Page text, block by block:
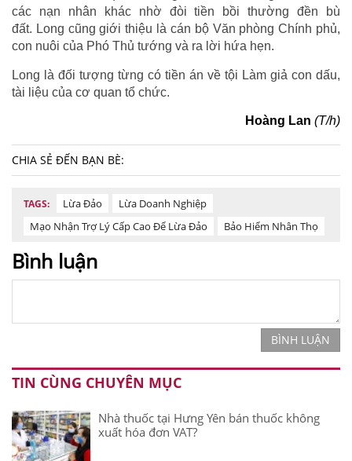
các nạn nhân khác nhờ đòi tiền bồi thường đền bù
đất. Long cũng giới thiệu là cán bộ Văn phòng Chính phủ,
con nuôi của Phó Thủ tướng và ra lời hứa hẹn.
Long là đối tượng từng có tiền án về tội Làm giả con dấu,
tài liệu của cơ quan tổ chức.
Hoàng Lan (T/h)
CHIA SẺ ĐẾN BẠN BÈ:
TAGS: Lừa Đảo
Lừa Doanh Nghiệp
Mạo Nhận Trợ Lý Cấp Cao Để Lừa Đảo
Bảo Hiểm Nhân Thọ
Bình luận
BÌNH LUẬN
TIN CÙNG CHUYÊN MỤC
Nhà thuốc tại Hưng Yên bán thuốc không
xuất hóa đơn VAT?